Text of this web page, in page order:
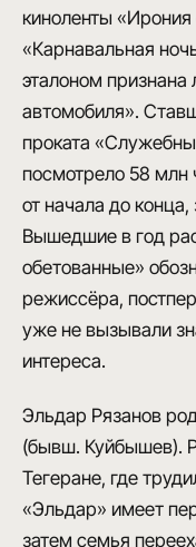
киноленты
«Карнавальная
эталоном признана
автомобиля».
проката
посмотрело 58 млн
от начала до конца,
Вышедшие в год
обетованные»
режиссёра,
уже не вызывали
интереса.
Эльдар Рязанов
(бывш. Куйбышев).
Тегеране, где
«Эльдар» имеет
затем семья